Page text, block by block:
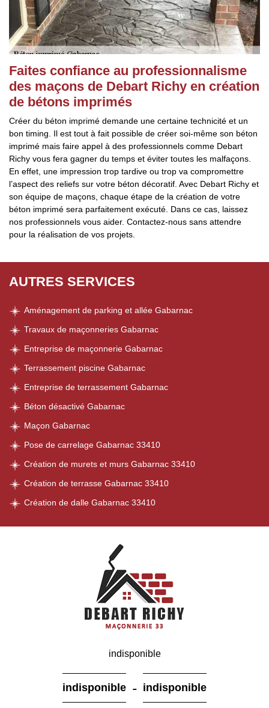
Faites confiance au professionnalisme
des maçons de Debart Richy en création
de bétons imprimés
Créer du béton imprimé demande une certaine technicité et un
bon timing. Il est tout à fait possible de créer soi-même son béton
imprimé mais faire appel à des professionnels comme Debart
Richy vous fera gagner du temps et éviter toutes les malfaçons.
En effet, une impression trop tardive ou trop va compromettre
l’aspect des reliefs sur votre béton décoratif. Avec Debart Richy et
son équipe de maçons, chaque étape de la création de votre
béton imprimé sera parfaitement exécuté. Dans ce cas, laissez
nos professionnels vous aider. Contactez-nous sans attendre
pour la réalisation de vos projets.
AUTRES SERVICES
Aménagement de parking et allée Gabarnac
Travaux de maçonneries Gabarnac
Entreprise de maçonnerie Gabarnac
Terrassement piscine Gabarnac
Entreprise de terrassement Gabarnac
Béton désactivé Gabarnac
Maçon Gabarnac
Pose de carrelage Gabarnac 33410
Création de murets et murs Gabarnac 33410
Création de terrasse Gabarnac 33410
Création de dalle Gabarnac 33410
indisponible
indisponible - indisponible